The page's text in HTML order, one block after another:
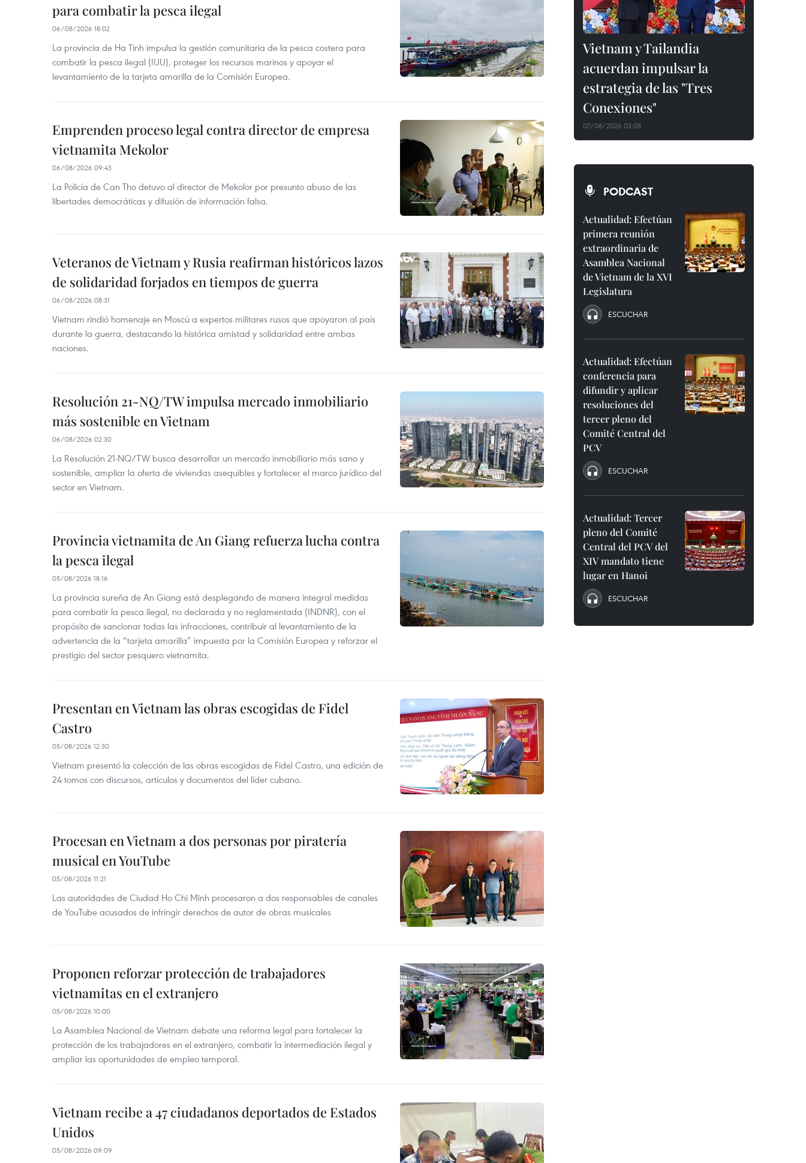
para combatir la pesca ilegal
06/08/2026 18:02
La provincia de Ha Tinh impulsa la gestión comunitaria de la pesca costera para
combatir la pesca ilegal (IUU), proteger los recursos marinos y apoyar el
levantamiento de la tarjeta amarilla de la Comisión Europea.
Emprenden proceso legal contra director de empresa
vietnamita Mekolor
06/08/2026 09:43
La Policía de Can Tho detuvo al director de Mekolor por presunto abuso de las
libertades democráticas y difusión de información falsa.
Veteranos de Vietnam y Rusia reafirman históricos lazos
de solidaridad forjados en tiempos de guerra
06/08/2026 08:31
Vietnam rindió homenaje en Moscú a expertos militares rusos que apoyaron al país
durante la guerra, destacando la histórica amistad y solidaridad entre ambas
naciones.
Resolución 21-NQ/TW impulsa mercado inmobiliario
más sostenible en Vietnam
06/08/2026 02:30
La Resolución 21-NQ/TW busca desarrollar un mercado inmobiliario más sano y
sostenible, ampliar la oferta de viviendas asequibles y fortalecer el marco jurídico del
sector en Vietnam.
Provincia vietnamita de An Giang refuerza lucha contra
la pesca ilegal
05/08/2026 18:16
La provincia sureña de An Giang está desplegando de manera integral medidas
para combatir la pesca ilegal, no declarada y no reglamentada (INDNR), con el
propósito de sancionar todas las infracciones, contribuir al levantamiento de la
advertencia de la “tarjeta amarilla” impuesta por la Comisión Europea y reforzar el
prestigio del sector pesquero vietnamita.
Presentan en Vietnam las obras escogidas de Fidel
Castro
05/08/2026 12:30
Vietnam presentó la colección de las obras escogidas de Fidel Castro, una edición de
24 tomos con discursos, artículos y documentos del líder cubano.
Procesan en Vietnam a dos personas por piratería
musical en YouTube
05/08/2026 11:21
Las autoridades de Ciudad Ho Chi Minh procesaron a dos responsables de canales
de YouTube acusados de infringir derechos de autor de obras musicales
Proponen reforzar protección de trabajadores
vietnamitas en el extranjero
05/08/2026 10:00
La Asamblea Nacional de Vietnam debate una reforma legal para fortalecer la
protección de los trabajadores en el extranjero, combatir la intermediación ilegal y
ampliar las oportunidades de empleo temporal.
Vietnam recibe a 47 ciudadanos deportados de Estados
Unidos
05/08/2026 09:09
Vietnam y Tailandia
acuerdan impulsar la
estrategia de las "Tres
Conexiones"
07/08/2026 03:08
PODCAST
Actualidad: Efectúan
primera reunión
extraordinaria de
Asamblea Nacional
de Vietnam de la XVI
Legislatura
ESCUCHAR
Actualidad: Efectúan
conferencia para
difundir y aplicar
resoluciones del
tercer pleno del
Comité Central del
PCV
ESCUCHAR
Actualidad: Tercer
pleno del Comité
Central del PCV del
XIV mandato tiene
lugar en Hanoi
ESCUCHAR